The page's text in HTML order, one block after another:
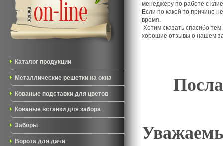
Каталог продукции
Металлические решетки на окна
Кованые подставки для цветов
Кованые вставки для забора
Заборы
Ворота для дачи
менеджеру по работе с
Если по какой то причине
время.
Хотим сказать спасибо
хорошие отзывы о нашем